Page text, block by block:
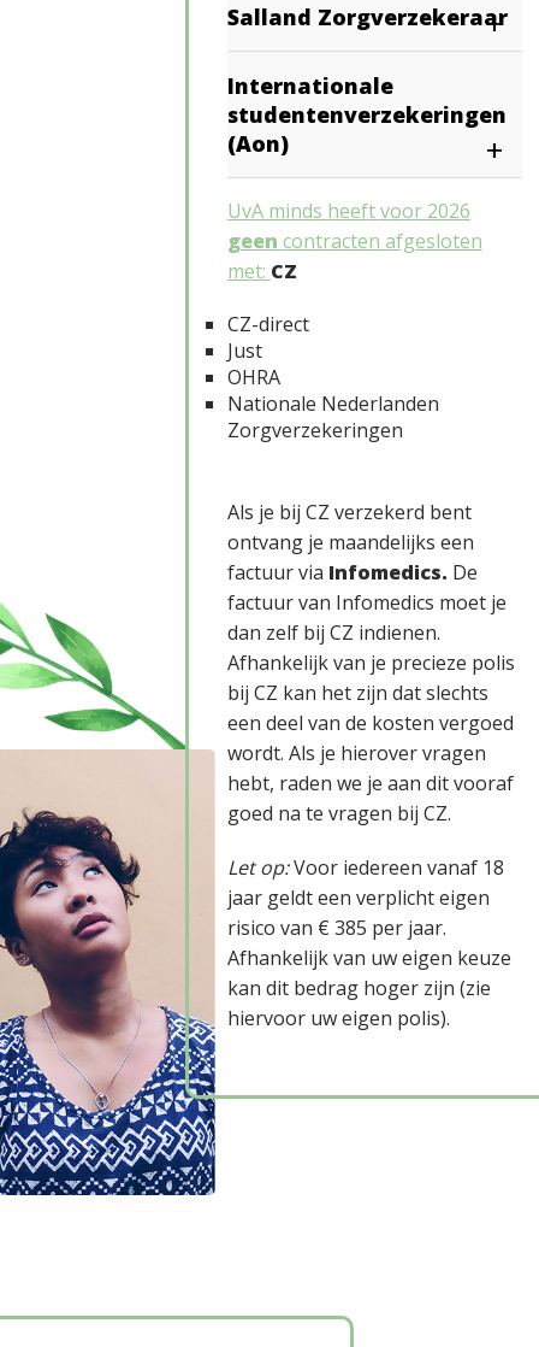
Salland Zorgverzekeraar
Internationale
studentenverzekeringen
(Aon)
UvA minds heeft voor 2026
geen contracten afgesloten
met: CZ
CZ-direct
Just
OHRA
Nationale Nederlanden
Zorgverzekeringen
Als je bij CZ verzekerd bent
ontvang je maandelijks een
factuur via Infomedics. De
factuur van Infomedics moet je
dan zelf bij CZ indienen.
Afhankelijk van je precieze polis
bij CZ kan het zijn dat slechts
een deel van de kosten vergoed
wordt. Als je hierover vragen
hebt, raden we je aan dit vooraf
goed na te vragen bij CZ.
Let op:Voor iedereen vanaf 18
jaar geldt een verplicht eigen
risico van € 385 per jaar.
Afhankelijk van uw eigen keuze
kan dit bedrag hoger zijn (zie
hiervoor uw eigen polis).